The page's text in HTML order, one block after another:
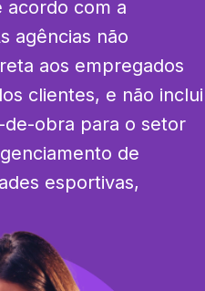
com a
agências não
aos empregados
clientes, e não inclui
obra para o setor
de
esportivas,